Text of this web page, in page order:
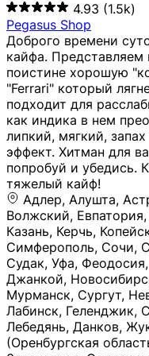
4.93 (1.5k)
Pegasus Shop
Доброго времени
кайфа.
поистине хорошую
"Ferrari" который
подходит для
как индика в нем
липкий, мягкий,
эффект. Хитман для
попробуй и убедись.
тяжелый кайф!
Адлер, Алушта, Астрахань, Бахчисарай, Волгоград, Волжский, Евпатория, Екатеринбург, Ишимбай, Казань, Керчь, Копейск, Курск, Рыльск, Саки, Салават, Симферополь, Сочи, Старый Крым, Стерлитамак, Судак, Уфа, Феодосия, Хабаровск, Челябинск, Ялта, Джанкой, Новосибирск, Щёлкино, Санкт-Петербург, Мурманск, Сургут, Невинномысск, Черкесск, Усть-Лабинск, Геленджик, Ставрополь, Калуга, Елец, Лебедянь, Данков, Жуковский, Оренбург, Орск (Оренбургская область), Магнитогорск, Пермь, Зеленоград, Солнечногорск, Нижний Новгород, Лысково, Заволжье, Кстово, Балахна (Нижегородская область), Богородск, Бор (Нижегородская область), Саратов, Энгельс, Ижевск, Тюмень, Ростов-на-Дону, Шахты, Новочеркасск, Батайск, Аксай, Люберцы, Истра, Москва, Армавир, Краснодар, Магадан, Самара, Анапа, Славянск-на-Кубани, Чаплыгин, Липецк, Нижний Тагил, Орехово-Зуево, Усть-Джегута, Лянтор, Нефтеюганск, Пыть-Ях, Урень, Ветлуга, Шахунья, Новороссийск, Крымск, Тимашёвск, Тольятти, Воткинск, Звенигород, Руза, Можайск, Белгород, Воронеж, Соликамск, Нытва, Лысьва (Пермский край), Чусовой, Кунгур, Краснокамск, Миасс, Губаха, Тула, Новомосковск, Донской, Омск, Льгов, Мытищи, Королёв, Ивантеевка, Балашиха, Семилуки, Кудымкар, Старый Оскол, Оса (Пермский край), Одинцово (Московская область), Ханты-Мансийск, Лабинск, Темрюк, Курганинск, Белореченск (Краснодарский край), Алупкa, Губкин, Рязань, Калининград, Усть-Илимск, Фрязино, Минеральные Воды, Пятигорск, Кострома, Ярославль, Коркино, Верхняя Пышма, Подольск, Красноярск, Смоленск, Долгопрудный, Чебоксары, Калачинск, Канск, Киров (Кировская область), Вологда, Рославль, Владивосток, Обнинск, Балабаново (Калужская область), Малоярославец, Брянск, Видное, Ярцево, Вязьма, Гагарин, Приволжск, Фурманов, Чайковский, Кинешма, Горячий Ключ, Улан-Удэ, Туймазы, Дюртюли, Альметьевск, Нефтекамск, Хадыженск, Апшеронск, Майкоп, Уссурийск, Ульяновск, Гатчина, Луга (Ленинградская область), Надым, Ногинск, Электросталь, Железнодорожный (Московская область), Бутурлиновка, Кириллов, Краснознаменск (Калиниградская область), Мышкин, Томмот, Холм, Абакан, Абдулино, Агидель, Агрыз, Адыгейск, Азнакаево, Алатырь, Алдан, Алейск, Александров, Александровск, Алексеевка (Белгородская обл.), Алексин, Амурск, Анадырь, Ангарск, Андреаполь, Анжеро-Судженск, Анива, Апатиты, Арамиль, Ардон, Арзамас, Аркадак, Арсеньев, Артём, Артёмовский, Архангельск, Асбест, Асино, Аткарск, Ахтубинск, Аша, Бабаево (Вологодская область), Бавлы (Республика Татарстан), Байкальск, Бакал, Баксан, Балаклава, Балаково (Саратовская область), Балашов (Саратовская область), Балтийск, Барабинск, Барнаул, Барыш (Ульяновская область), Бежецк, Белая Калитва (Ростовская область), Белебей, Белогорск (Крым), Белозерск, Белокуриха, Беломорск, Белоозёрский (Московская область), Белорецк (Республика Башкортостан), Кызыл, Белоярский (Ханты-Мансийский АО), Бердск, Березники (Пермский край), Берёзовский (Кемеровская область), Берёзовский (Свердловская область), Беслан, Бийск, Бикин, Билибино, Биробиджан, Благовещенск (Амурская область), Благовещенск (Башкортостан), Бобров, Богородицк, Боготол, Богучар, Бокситогорск (Ленинградская область), Бологое (Тверская область), Болхов, Большой Камень (Приморский край), Борисоглебск (Воронежская область), Боровичи (Новгородская область), Боровск, Бородино, Братск, Бронницы (Московская область), Бугульма (Республика Татарстан), Бугуруслан (Оренбургская область), Буинск, Буй, Буйнакск, Валдай, Валуйки, Велиж, Великие Луки, Великий Новгород, Великий Устюг, Вельск, Венёв, Верещагино, Верхнеуральск, Верхний Уфалей, Верхняя Салда, Верхняя Тура, Весьегонск, Вилючинск, Вихоревка, Вичуга, Владикавказ, Волгодонск, Волгореченск, Володарск, Волосово, Волчанск, Вольск, Воркута, Ворсма, Всеволожск